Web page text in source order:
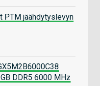
PTM jäähdytyslevyn
DDR5 6000 MHz